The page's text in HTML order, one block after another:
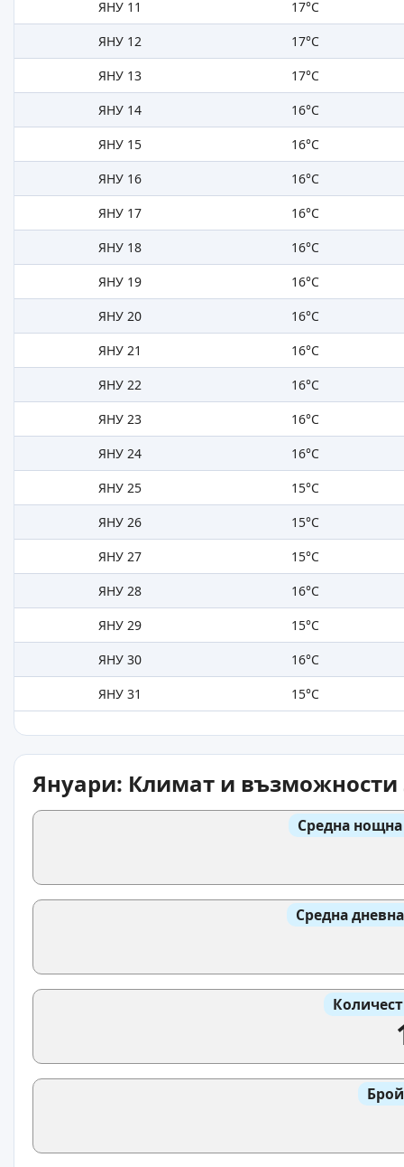
ЯНУ 11
17°C
ЯНУ 12
17°C
ЯНУ 13
17°C
ЯНУ 14
16°C
ЯНУ 15
16°C
ЯНУ 16
16°C
ЯНУ 17
16°C
ЯНУ 18
16°C
ЯНУ 19
16°C
ЯНУ 20
16°C
ЯНУ 21
16°C
ЯНУ 22
16°C
ЯНУ 23
16°C
ЯНУ 24
16°C
ЯНУ 25
15°C
ЯНУ 26
15°C
ЯНУ 27
15°C
ЯНУ 28
16°C
ЯНУ 29
15°C
ЯНУ 30
16°C
ЯНУ 31
15°C
Януари: Климат и възможности
Средна
Средна